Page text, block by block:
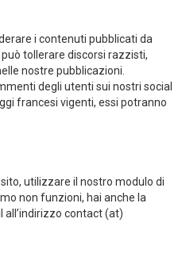
i contenuti pubblicati da
tollerare discorsi razzisti,
nostre pubblicazioni.
degli utenti sui nostri social
francesi vigenti, essi potranno
utilizzare il nostro modulo di
non funzioni, hai anche la
contact (at)